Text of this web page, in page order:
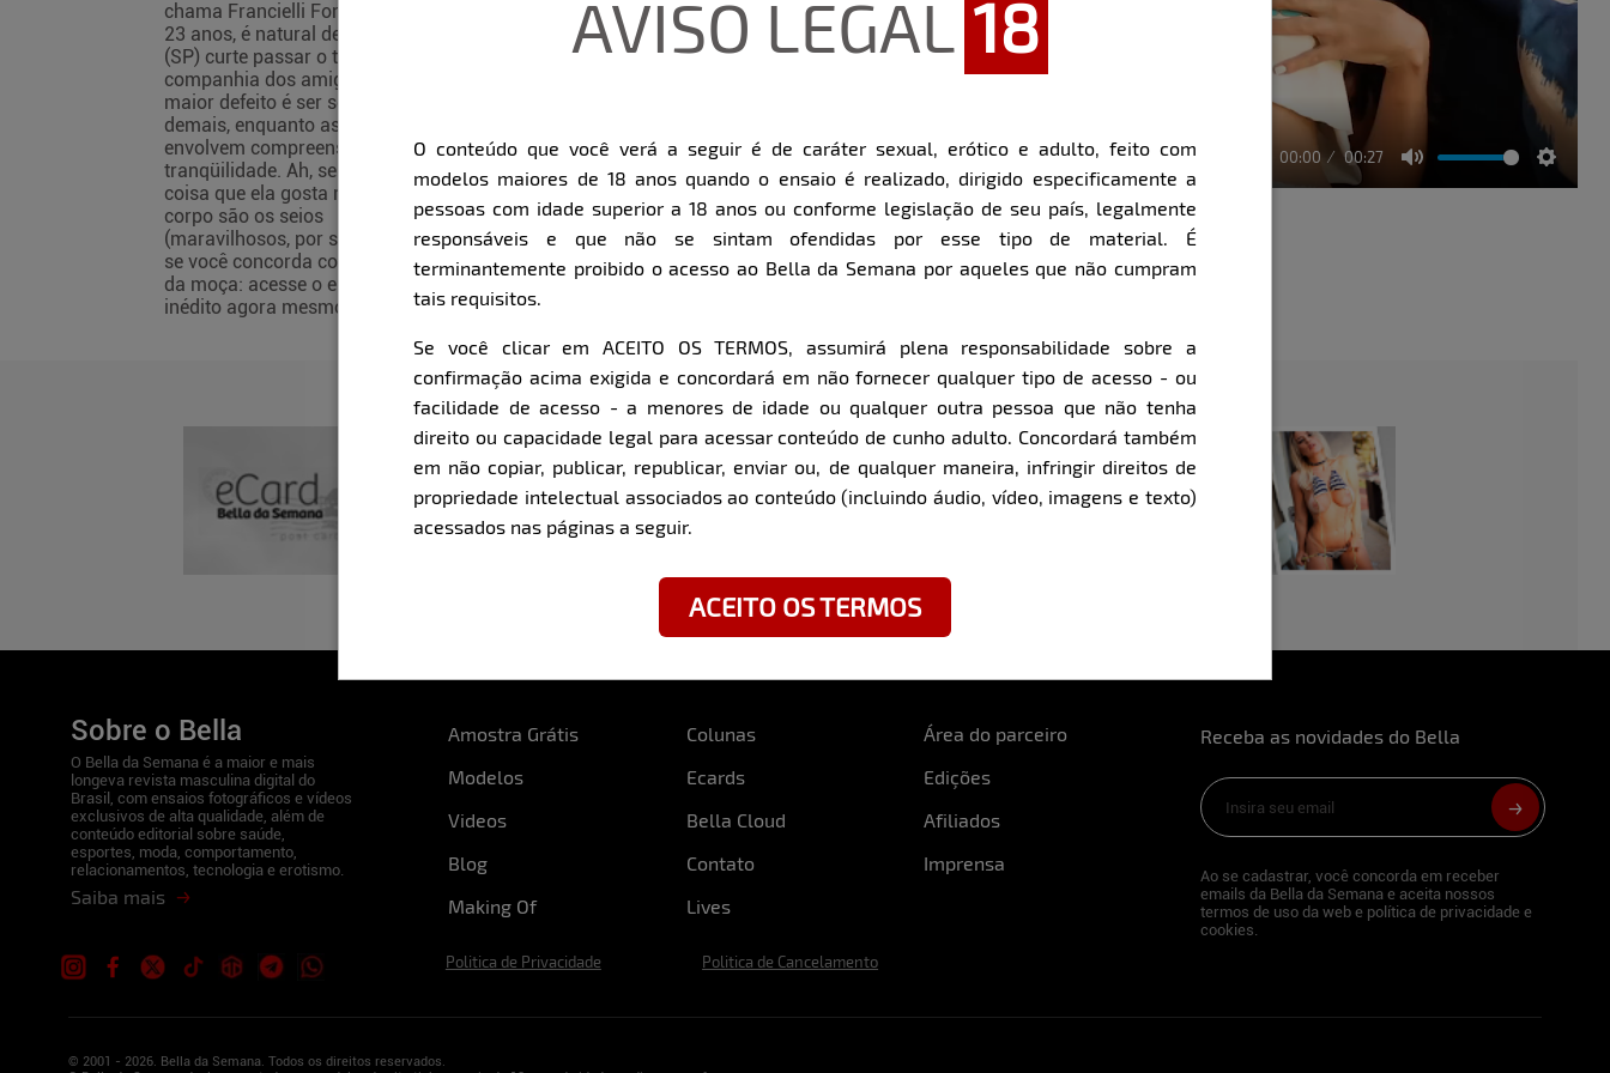
chama Francielli Fontana, tem
23 anos, é natural de Botucatu
(SP) curte passar o tempo na
companhia dos amigos. Seu
maior defeito é ser sensível
demais, enquanto as qualidades
envolvem compreensão e
tranqüilidade. Ah, se tem uma
coisa que ela gosta no próprio
corpo são os seios
(maravilhosos, por sinal!). Veja
se você concorda com a opinião
da moça: acesse o ensaio
inédito agora mesmo!
RestartRewind
10s
Play Forward
10s
00:00 00:27
Download
AVISO LEGAL 18
O conteúdo que você verá a seguir é de caráter sexual, erótico e adulto, feito com
modelos maiores de 18 anos quando o ensaio é realizado, dirigido especificamente a
pessoas com idade superior a 18 anos ou conforme legislação de seu país, legalmente
responsáveis e que não se sintam ofendidas por esse tipo de material. É
terminantemente proibido o acesso ao Bella da Semana por aqueles que não cumpram
tais requisitos.
Se você clicar em ACEITO OS TERMOS, assumirá plena responsabilidade sobre a
confirmação acima exigida e concordará em não fornecer qualquer tipo de acesso - ou
facilidade de acesso - a menores de idade ou qualquer outra pessoa que não tenha
direito ou capacidade legal para acessar conteúdo de cunho adulto. Concordará também
em não copiar, publicar, republicar, enviar ou, de qualquer maneira, infringir direitos de
propriedade intelectual associados ao conteúdo (incluindo áudio, vídeo, imagens e texto)
acessados nas páginas a seguir.
ACEITO OS TERMOS
Sobre o Bella
O Bella da Semana é a maior e mais
longeva revista masculina digital do
Brasil, com ensaios fotográficos e vídeos
exclusivos de alta qualidade, além de
conteúdo editorial sobre saúde,
esportes, moda, comportamento,
relacionamentos, tecnologia e erotismo.
Saiba mais
Amostra Grátis Colunas
Área do parceiro
Modelos
Ecards
Edições
Videos
Bella Cloud
Afiliados
Blog
Contato
Imprensa
Making Of
Lives
Receba as novidades do Bella
Ao se cadastrar, você concorda em receber
emails da Bella da Semana e aceita nossos
termos de uso da web e política de privacidade e
cookies.
Politica de Privacidade Politica de Cancelamento
© 2001 - 2026. Bella da Semana. Todos os direitos reservados.